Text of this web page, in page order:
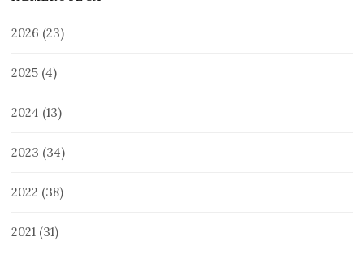
2026 (23)
2025 (4)
2024 (13)
2023 (34)
2022 (38)
2021 (31)